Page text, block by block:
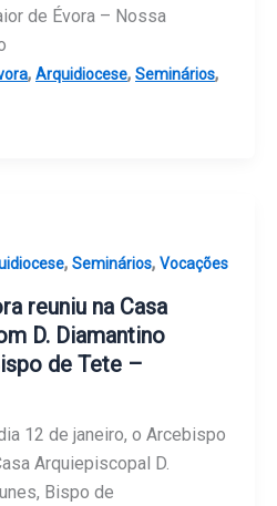
de Évora – Nossa
, Arquidiocese, Seminários,
, Seminários, Vocações
reuniu na Casa
D. Diamantino
de Tete –
12 de janeiro, o Arcebispo
Arquiepiscopal D.
Bispo de